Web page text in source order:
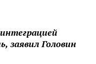
заявил Головин